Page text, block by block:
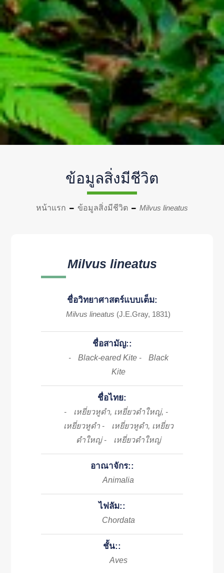
ข้อมูลสิ่งมีชีวิต
หน้าแรก ข้อมูลสิ่งมีชีวิต Milvus lineatus
Milvus lineatus
ชื่อวิทยาศาสตร์แบบเต็ม:
Milvus lineatus (J.E.Gray, 1831)
ชื่อสามัญ::
- Black-eared Kite -
Black
Kite
ชื่อไทย:
- เหยี่ยวหูดำ, เหยี่ยวดำใหญ่, -
เหยี่ยวหูดำ -
เหยี่ยวหูดำ, เหยี่ยว
ดำใหญ่- เหยี่ยวดำใหญ่
อาณาจักร::
Animalia
ไฟลัม::
Chordata
ชั้น::
Aves